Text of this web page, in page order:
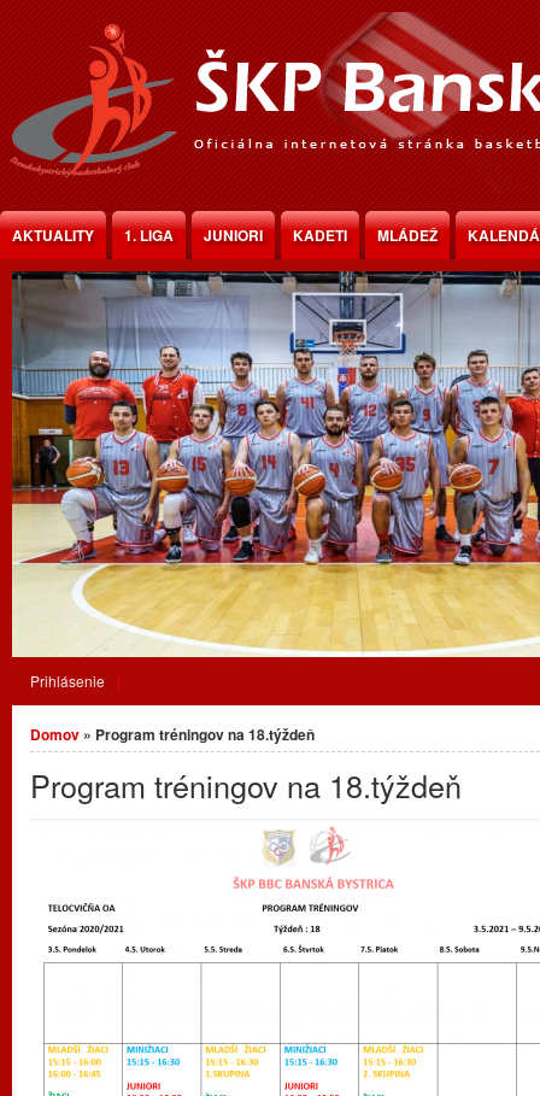
Jump to Content
AKTUALITY 1. LIGA JUNIORI KADETI MLÁDEŽ
Prihlásenie
Nachádzate sa tu
Domov » Program tréningov na 18.týždeň
Program tréningov na 18.týždeň